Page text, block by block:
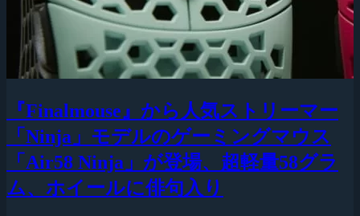
『Finalmouse』から人気ストリーマー
「Ninja」モデルのゲーミングマウス
「Air58 Ninja」が登場、超軽量58グラ
ム、ホイールに俳句入り